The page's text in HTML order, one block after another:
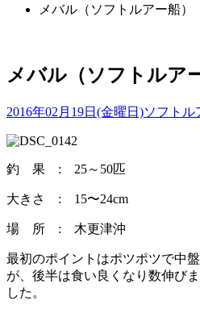
メバル（ソフトルアー船）
メバル（ソフトルア
2016年02月19日(金曜日)ソフトル
釣 果 : 25～50匹
大きさ : 15〜24cm
場 所 : 木更津沖
最初のポイントはポツポツで中
が、後半は食い良くなり数伸び
した。